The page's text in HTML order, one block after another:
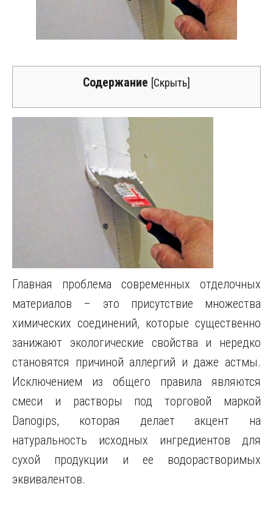
Содержание [Скрыть]
Главная проблема современных отделочных
материалов – это присутствие множества
химических соединений, которые существенно
занижают экологические свойства и нередко
становятся причиной аллергий и даже астмы.
Исключением из общего правила являются
смеси и растворы под торговой маркой
Danogips, которая делает акцент на
натуральность исходных ингредиентов для
сухой продукции и ее водорастворимых
эквивалентов.